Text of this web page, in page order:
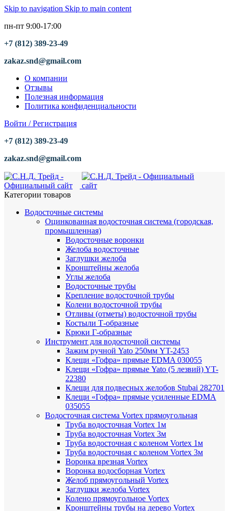
Skip to navigation Skip to main content
пн-пт 9:00-17:00
+7 (812) 389-23-49
zakaz.snd@gmail.com
О компании
Отзывы
Полезная информация
Политика конфиденциальности
Войти / Регистрация
+7 (812) 389-23-49
zakaz.snd@gmail.com
Категории товаров
Водосточные системы
Оцинкованная водосточная система (городская,
промышленная)
Водосточные воронки
Желоба водосточные
Заглушки желоба
Кронштейны желоба
Углы желоба
Водосточные трубы
Крепление водосточной трубы
Колени водосточной трубы
Отливы (отметы) водосточной трубы
Костыли Т-образные
Крюки Г-образные
Инструмент для водосточной системы
Зажим ручной Yato 250мм YT-2453
Клещи «Гофра» прямые EDMA 030055
Клещи «Гофра» прямые Yato (5 лезвий) YT-
22380
Клещи для подвесных желобов Stubai 282701
Клещи «Гофра» прямые усиленные EDMA
035055
Водосточная система Vortex прямоугольная
Труба водосточная Vortex 1м
Труба водосточная Vortex 3м
Труба водосточная с коленом Vortex 1м
Труба водосточная с коленом Vortex 3м
Воронка врезная Vortex
Воронка водосборная Vortex
Желоб прямоугольный Vortex
Заглушки желоба Vortex
Колено прямоугольное Vortex
Кронштейны трубы на дерево Vortex